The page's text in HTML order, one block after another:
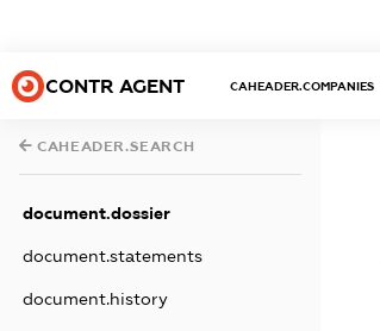
CONTR AGENT CAHEADER.COMPANIES
CAHEADER.SEARCH
document.dossier
document.statements
document.history